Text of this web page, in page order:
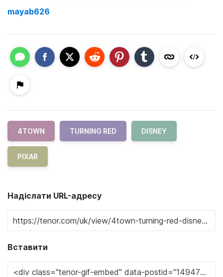
mayab626
4TOWN TURNING RED DISNEY
PIXAR
Надіслати URL-адресу
Вставити